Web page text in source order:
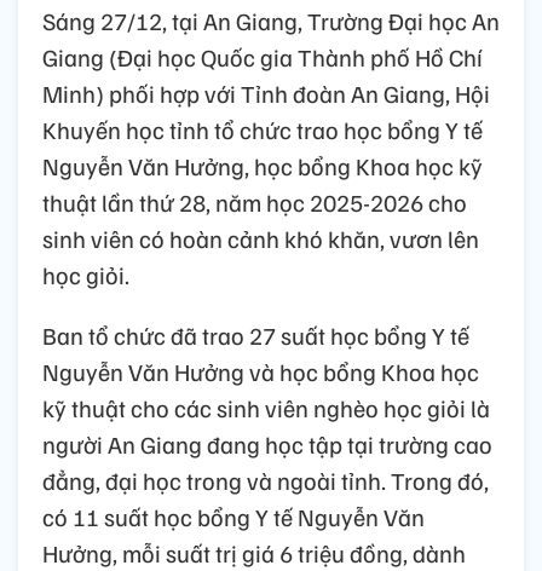
Sáng 27/12, tại An Giang, Trường Đại học An
Giang (Đại học Quốc gia Thành phố Hồ Chí
Minh) phối hợp với Tỉnh đoàn An Giang, Hội
Khuyến học tỉnh tổ chức trao học bổng Y tế
Nguyễn Văn Hưởng, học bổng Khoa học kỹ
thuật lần thứ 28, năm học 2025-2026 cho
sinh viên có hoàn cảnh khó khăn, vươn lên
học giỏi.
Ban tổ chức đã trao 27 suất học bổng Y tế
Nguyễn Văn Hưởng và học bổng Khoa học
kỹ thuật cho các sinh viên nghèo học giỏi là
người An Giang đang học tập tại trường cao
đẳng, đại học trong và ngoài tỉnh. Trong đó,
có 11 suất học bổng Y tế Nguyễn Văn
Hưởng, mỗi suất trị giá 6 triệu đồng, dành